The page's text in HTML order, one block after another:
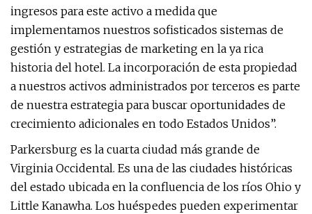
ingresos para este activo a medida que
implementamos nuestros sofisticados sistemas de
gestión y estrategias de marketing en la ya rica
historia del hotel. La incorporación de esta propiedad
a nuestros activos administrados por terceros es parte
de nuestra estrategia para buscar oportunidades de
crecimiento adicionales en todo Estados Unidos”.
Parkersburg es la cuarta ciudad más grande de
Virginia Occidental. Es una de las ciudades históricas
del estado ubicada en la confluencia de los ríos Ohio y
Little Kanawha. Los huéspedes pueden experimentar